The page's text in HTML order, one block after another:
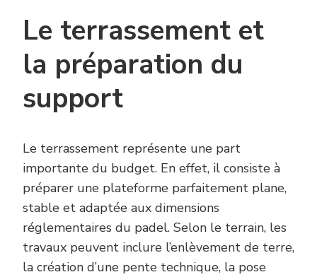
Le terrassement et
la préparation du
support
Le terrassement représente une part
importante du budget. En effet, il consiste à
préparer une plateforme parfaitement plane,
stable et adaptée aux dimensions
réglementaires du padel. Selon le terrain, les
travaux peuvent inclure l’enlèvement de terre,
la création d’une pente technique, la pose